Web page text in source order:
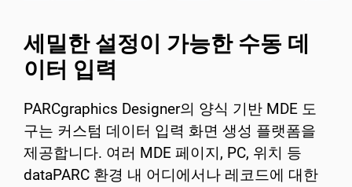
세밀한 설정이 가능한 수동 데
이터 입력
PARCgraphics Designer의 양식 기반 MDE 도
구는 커스텀 데이터 입력 화면 생성 플랫폼을
제공합니다. 여러 MDE 페이지, PC, 위치 등
dataPARC 환경 내 어디에서나 레코드에 대한